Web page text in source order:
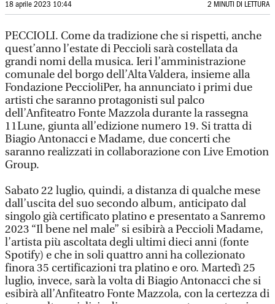
18 aprile 2023 10:44 2 MINUTI DI LETTURA
PECCIOLI. Come da tradizione che si rispetti, anche
quest’anno l’estate di Peccioli sarà costellata da
grandi nomi della musica. Ieri l’amministrazione
comunale del borgo dell’Alta Valdera, insieme alla
Fondazione PeccioliPer, ha annunciato i primi due
artisti che saranno protagonisti sul palco
dell’Anfiteatro Fonte Mazzola durante la rassegna
11Lune, giunta all’edizione numero 19. Si tratta di
Biagio Antonacci e Madame, due concerti che
saranno realizzati in collaborazione con Live Emotion
Group.
Sabato 22 luglio, quindi, a distanza di qualche mese
dall’uscita del suo secondo album, anticipato dal
singolo già certificato platino e presentato a Sanremo
2023 “Il bene nel male” si esibirà a Peccioli Madame,
l’artista più ascoltata degli ultimi dieci anni (fonte
Spotify) e che in soli quattro anni ha collezionato
finora 35 certificazioni tra platino e oro. Martedì 25
luglio, invece, sarà la volta di Biagio Antonacci che si
esibirà all’Anfiteatro Fonte Mazzola, con la certezza di